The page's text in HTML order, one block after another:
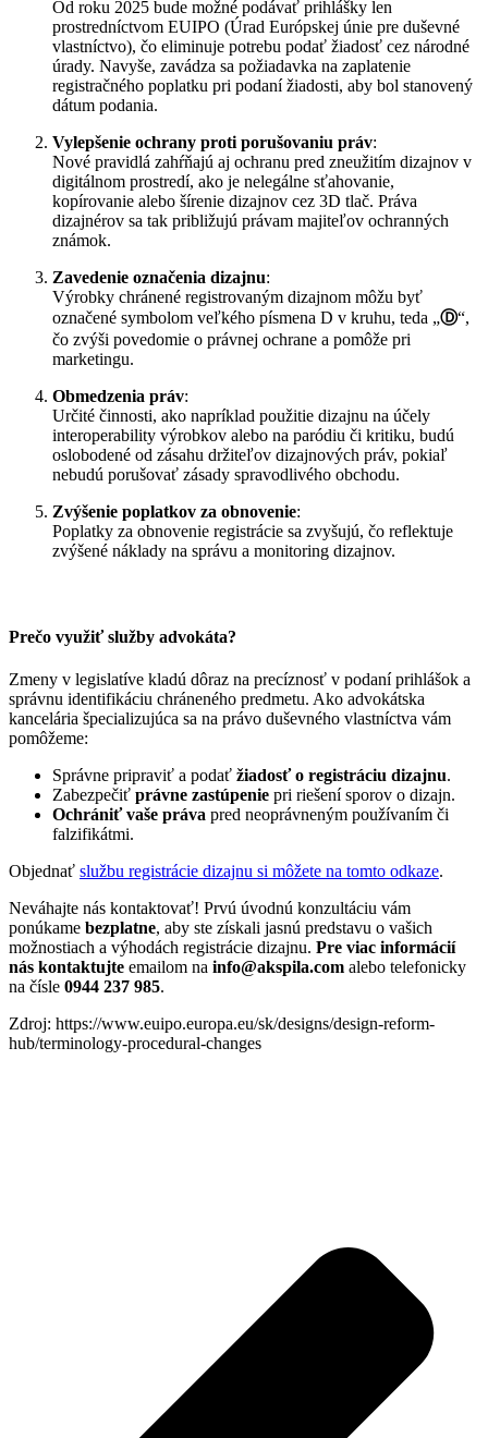
Od roku 2025 bude možné podávať prihlášky len
prostredníctvom EUIPO (Úrad Európskej únie pre duševné
vlastníctvo), čo eliminuje potrebu podať žiadosť cez národné
úrady. Navyše, zavádza sa požiadavka na zaplatenie
registračného poplatku pri podaní žiadosti, aby bol stanovený
dátum podania.
Vylepšenie ochrany proti porušovaniu práv:
Nové pravidlá zahŕňajú aj ochranu pred zneužitím dizajnov v
digitálnom prostredí, ako je nelegálne sťahovanie,
kopírovanie alebo šírenie dizajnov cez 3D tlač. Práva
dizajnérov sa tak približujú právam majiteľov ochranných
známok.
Zavedenie označenia dizajnu:
Výrobky chránené registrovaným dizajnom môžu byť
označené symbolom veľkého písmena D v kruhu, teda „Ⓓ“,
čo zvýši povedomie o právnej ochrane a pomôže pri
marketingu.
Obmedzenia práv:
Určité činnosti, ako napríklad použitie dizajnu na účely
interoperability výrobkov alebo na paródiu či kritiku, budú
oslobodené od zásahu držiteľov dizajnových práv, pokiaľ
nebudú porušovať zásady spravodlivého obchodu.
Zvýšenie poplatkov za obnovenie:
Poplatky za obnovenie registrácie sa zvyšujú, čo reflektuje
zvýšené náklady na správu a monitoring dizajnov.
Prečo využiť služby advokáta?
Zmeny v legislatíve kladú dôraz na precíznosť v podaní prihlášok a
správnu identifikáciu chráneného predmetu. Ako advokátska
kancelária špecializujúca sa na právo duševného vlastníctva vám
pomôžeme:
Správne pripraviť a podať žiadosť o registráciu dizajnu.
Zabezpečiť právne zastúpenie pri riešení sporov o dizajn.
Ochrániť vaše práva pred neoprávneným používaním či
falzifikátmi.
Objednať službu registrácie dizajnu si môžete na tomto odkaze.
Neváhajte nás kontaktovať! Prvú úvodnú konzultáciu vám
ponúkame bezplatne, aby ste získali jasnú predstavu o vašich
možnostiach a výhodách registrácie dizajnu. Pre viac informácií
nás kontaktujte emailom na info@akspila.com alebo telefonicky
na čísle 0944 237 985.
Zdroj: https://www.euipo.europa.eu/sk/designs/design-reform-
hub/terminology-procedural-changes